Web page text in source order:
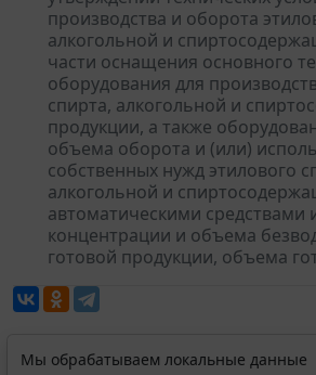
производства и оборота
алкогольной и
части оснащения основного
оборудования для
спирта, алкогольной и
продукции, а также
объема оборота и (или)
собственных нужд этилового
алкогольной и
автоматическими средствами
концентрации и объема
готовой продукции, объема
Мы обрабатываем локальные данные